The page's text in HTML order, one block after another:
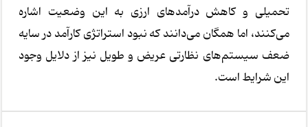
تحمیلی و کاهش درآمدهای ارزی به این وضعیت اشاره
می‌کنند، اما همگان می‌دانند که نبود استراتژی کارآمد در سایه
ضعف سیستم‌های نظارتی عریض و طویل نیز از دلایل وجود
این شرایط است.